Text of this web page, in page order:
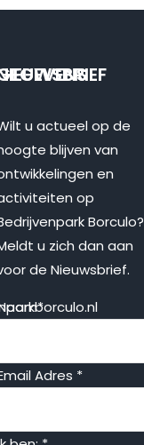
u actueel op de
blijven van
en
op
Borculo?
u zich dan aan
de Nieuwsbrief.
*
Adres *